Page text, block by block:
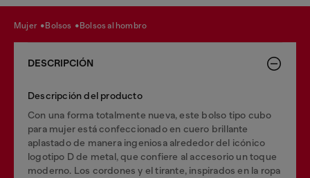
mujer bolsos bolsos al hombro
DESCRIPCIÓN
Descripción del producto
Con una forma totalmente nueva, este bolso tipo cubo
para mujer está confeccionado en cuero brillante
aplastado de manera ingeniosa alrededor del icónico
logotipo D de metal, que confiere al accesorio un toque
moderno. Los cordones y el tirante, inspirados en la ropa